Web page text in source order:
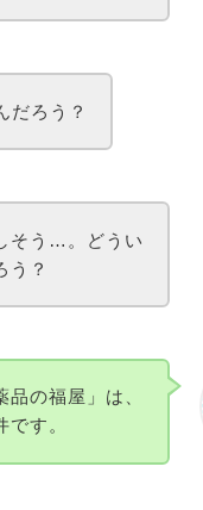
だろう？
そう…。どうい
う？
の福屋」は、
す。